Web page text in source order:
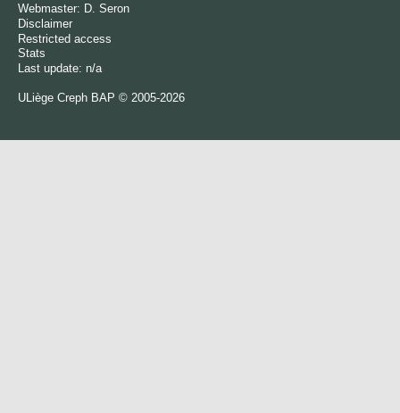
Webmaster: D. Seron
Disclaimer
Restricted access
Stats
Last update: n/a
ULiège Creph BAP © 2005-2026